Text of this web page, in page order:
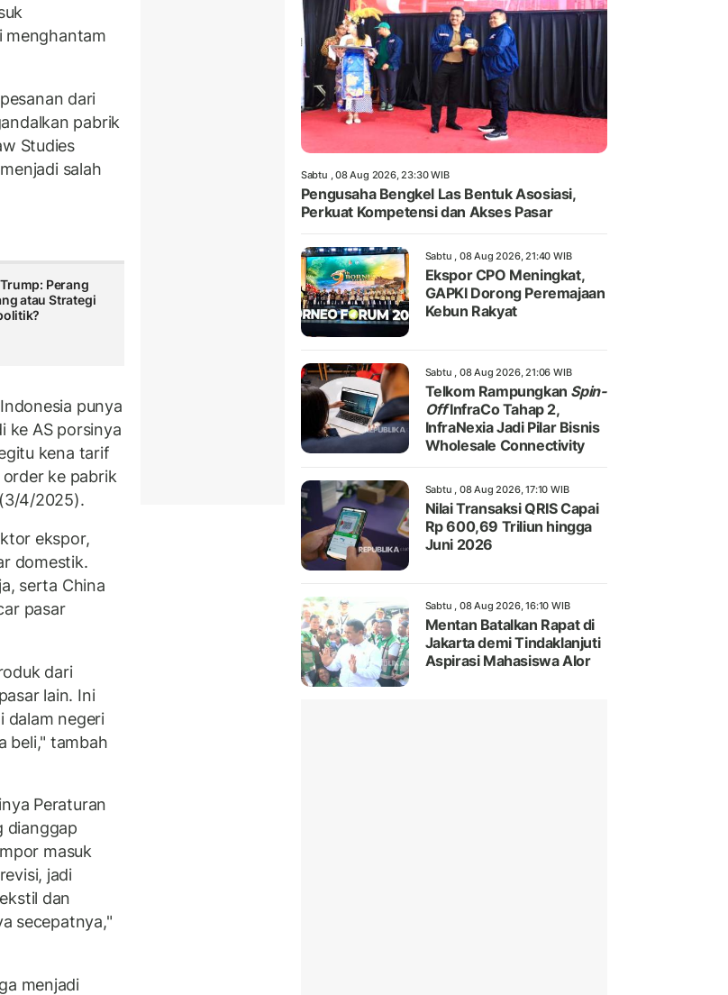
menghantam
dari
pabrik
Studies
salah
Perang
atau Strategi
punya
ke AS porsinya
kena tarif
ke pabrik
4/2025).
ekspor,
domestik.
serta China
pasar
dari
lain. Ini
dalam negeri
beli," tambah
Peraturan
dianggap
masuk
jadi
dan
secepatnya,"
menjadi
Sabtu , 08 Aug 2026, 23:30 WIB
Pengusaha Bengkel Las Bentuk Asosiasi,
Perkuat Kompetensi dan Akses Pasar
Sabtu , 08 Aug 2026, 21:40 WIB
Ekspor CPO Meningkat,
GAPKI Dorong Peremajaan
Kebun Rakyat
Sabtu , 08 Aug 2026, 21:06 WIB
Telkom Rampungkan Spin-
OffInfraCo Tahap 2,
InfraNexia Jadi Pilar Bisnis
Wholesale Connectivity
Sabtu , 08 Aug 2026, 17:10 WIB
Nilai Transaksi QRIS Capai
Rp 600,69 Triliun hingga
Juni 2026
Sabtu , 08 Aug 2026, 16:10 WIB
Mentan Batalkan Rapat di
Jakarta demi Tindaklanjuti
Aspirasi Mahasiswa Alor